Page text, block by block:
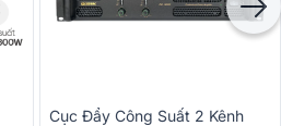
Cục Đẩy Công Suất 2 Kênh